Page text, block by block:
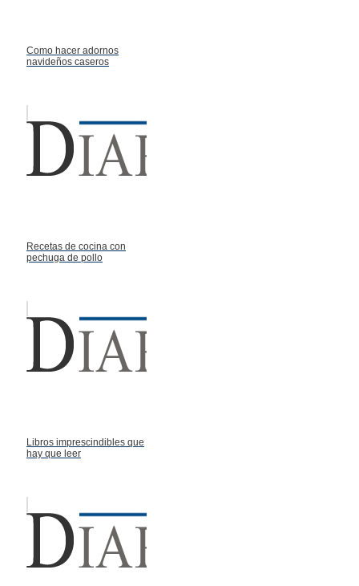
Como hacer adornos
navideños caseros
Recetas de cocina con
pechuga de pollo
Libros imprescindibles que
hay que leer